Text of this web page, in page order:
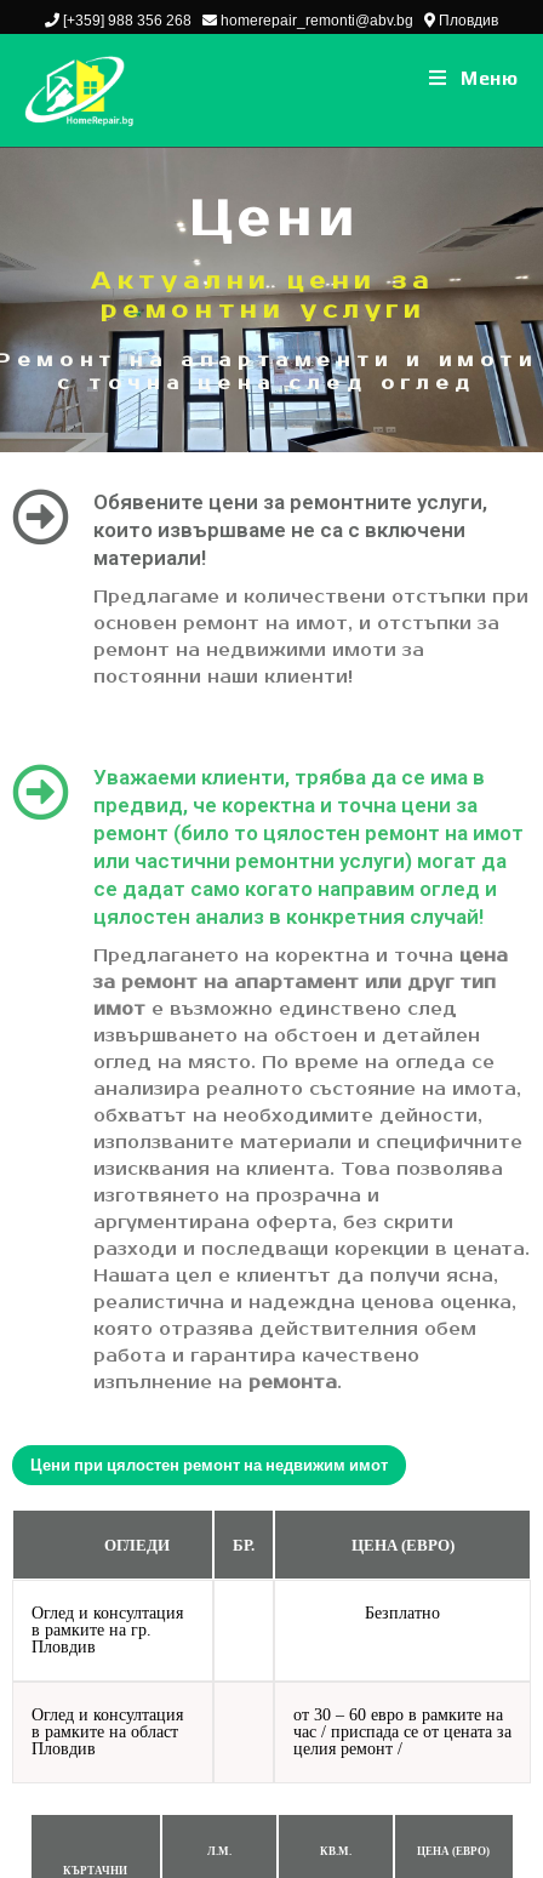
[+359] 988 356 268 homerepair_remonti@abv.bg Пловдив
Меню
Цени
Актуални цени за
ремонтни услуги
на апартаменти и имоти
с точна цена след оглед
Обявените цени за ремонтните услуги,
които извършваме не са с включени
материали!
Предлагаме и количествени отстъпки при
основен ремонт на имот, и отстъпки за
ремонт на недвижими имоти за
постоянни наши клиенти!
Уважаеми клиенти, трябва да се има в
предвид, че коректна и точна цени за
ремонт (било то цялостен ремонт на имот
или частични ремонтни услуги) могат да
се дадат само когато направим оглед и
цялостен анализ в конкретния случай!
Предлагането на коректна и точна цена
за ремонт на апартамент или друг тип
имот е възможно единствено след
извършването на обстоен и детайлен
оглед на място. По време на огледа се
анализира реалното състояние на имота,
обхватът на необходимите дейности,
използваните материали и специфичните
изисквания на клиента. Това позволява
изготвянето на прозрачна и
аргументирана оферта, без скрити
разходи и последващи корекции в цената.
Нашата цел е клиентът да получи ясна,
реалистична и надеждна ценова оценка,
която отразява действителния обем
работа и гарантира качествено
изпълнение на ремонта.
Цени при цялостен ремонт на недвижим имот
ОГЛЕДИ БР. ЦЕНА (ЕВРО)
Оглед и консултация
в рамките на гр.
Пловдив
Безплатно
Оглед и консултация
в рамките на област
Пловдив
от 30 – 60 евро в рамките на
час / приспада се от цената за
целия ремонт /
КЪРТАЧНИ
Л.М. КВ.М. ЦЕНА (ЕВРО)